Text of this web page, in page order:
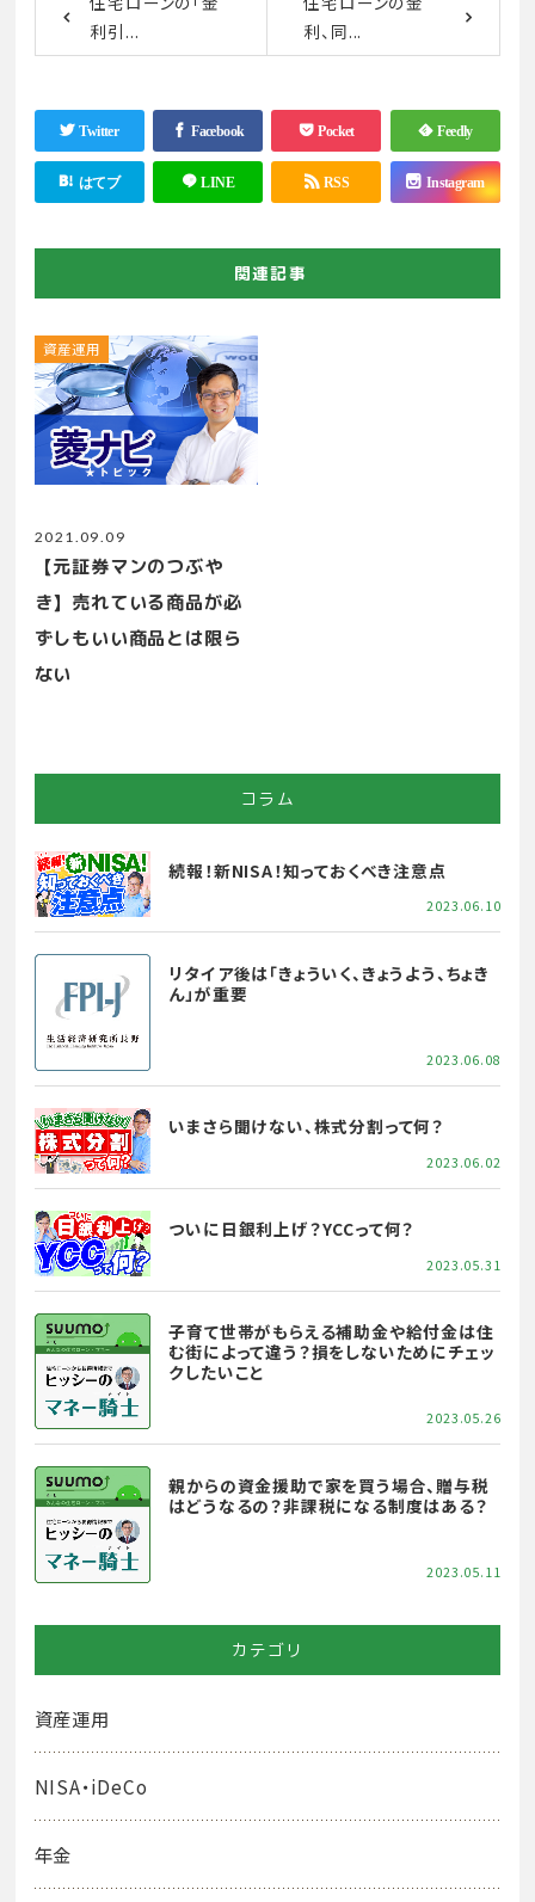
利引...
利、同...
Twitter Facebook Pocket Feedly
はてブ LINE RSS Instagram
関連記事
資産運用
2021.09.09
【元証券マンのつぶや
き】売れている商品が必
ずしもいい商品とは限ら
ない
コラム
続報！新NISA！知っておくべき注意点
2023.06.10
リタイア後は「きょういく、きょうよう、ちょき
ん」が重要
2023.06.08
いまさら聞けない、株式分割って何？
2023.06.02
ついに日銀利上げ？YCCって何？
2023.05.31
子育て世帯がもらえる補助金や給付金は住
む街によって違う？損をしないためにチェッ
クしたいこと
2023.05.26
親からの資金援助で家を買う場合、贈与税
はどうなるの？非課税になる制度はある？
2023.05.11
カテゴリ
資産運用
NISA・iDeCo
年金